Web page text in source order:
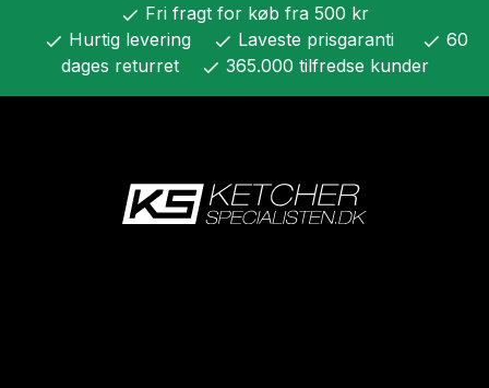
check Fri fragt for køb fra 500 kr
check Hurtig levering check Laveste prisgaranti check 60
dages returret
check 365.000 tilfredse kunder